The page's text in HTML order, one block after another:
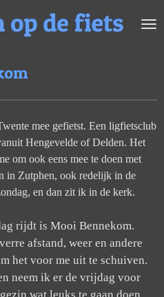
mee gefietst. Een ligfietsclub
Hengevelde of Delden. Het
om ook eens mee te doen met
in Zutphen, ook redelijk in de
en dan zit ik in de kerk.
rijdt is Mooi Bennekom.
afstand, weer en andere
het voor me uit te schuiven.
neem ik er de vrijdag voor